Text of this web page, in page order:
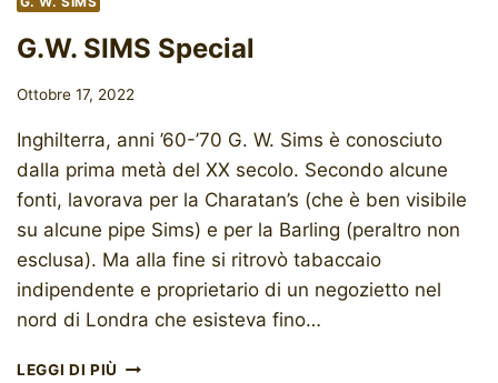
G.W. SIMS Special
Ottobre 17, 2022
Inghilterra, anni ’60-’70 G. W. Sims è conosciuto
dalla prima metà del XX secolo. Secondo alcune
fonti, lavorava per la Charatan’s (che è ben visibile
su alcune pipe Sims) e per la Barling (peraltro non
esclusa). Ma alla fine si ritrovò tabaccaio
indipendente e proprietario di un negozietto nel
nord di Londra che esisteva fino…
LEGGI DI PIÙ G.W.